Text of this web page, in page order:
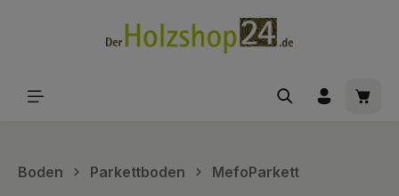
Boden Parkettboden MefoParkett